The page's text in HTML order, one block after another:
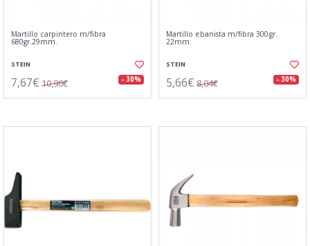
Martillo carpintero m/fibra
680gr.29mm.
STEIN
7,67€ 10,96€ - 30%
Martillo ebanista m/fibra 300gr.
22mm.
STEIN
5,66€ 8,04€ - 30%